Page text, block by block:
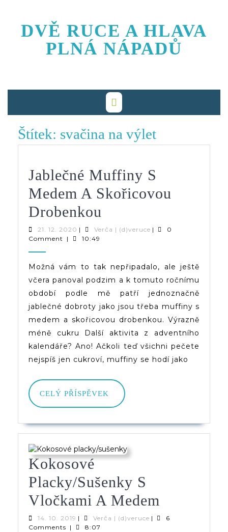
content
DVĚ RUCE A HLAVA
PLNÁ NÁPADŮ
Štítek: svačina na výlet
Jablečné Muffiny S
Medem A Skořicovou
Drobenkou
Muffiny
Medem
A
Skořicovou
Drobenkou
21. 12. 2020 21.
12.
| Verča | (d)veruceVerča
|
0
Comment
| 10:49
Možná vám to tak nepřipadalo, ale ještě
včera panoval podzim a k tomuto ročnímu
období podle mě patří jednoznačně
jablečné dobroty jako jsou třeba muffiny s
medem a skořicovou drobenkou. Výrazně
méně cukru Další aktivita z adventního
kalendáře? Ano! Ačkoli teď všichni pečete
nejspíš jen cukroví, muffiny se hodí jako
CELÝ PŘÍSPĚVEK
CELÝ
PŘÍSPĚVEK
Kokosové
Placky/sušenky S
Vločkami A Medem
Placky/
14. 10. 2019 14.
10.
| Verča | (d)veruceVerča
|
6
Comments | 8:07